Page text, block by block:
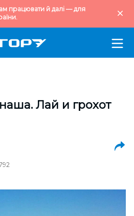
працювати й далі — для
Лай и грохот